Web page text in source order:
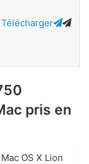
Télécharger
pris en
Mac OS X Lion